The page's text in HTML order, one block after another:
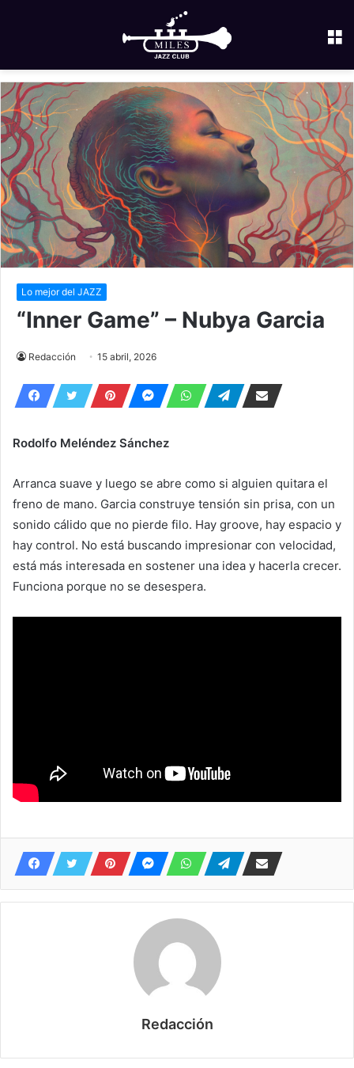
Lo mejor del JAZZ
“Inner Game” – Nubya Garcia
Redacción 15 abril, 2026
Rodolfo Meléndez Sánchez
Arranca suave y luego se abre como si alguien quitara el
freno de mano. Garcia construye tensión sin prisa, con un
sonido cálido que no pierde filo. Hay groove, hay espacio y
hay control. No está buscando impresionar con velocidad,
está más interesada en sostener una idea y hacerla crecer.
Funciona porque no se desespera.
Redacción